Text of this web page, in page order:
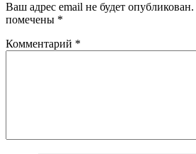
Ваш адрес email не будет опубликован.
помечены *
Комментарий *